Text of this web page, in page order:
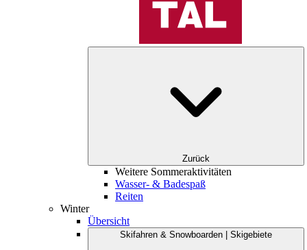
Zurück
Weitere Sommeraktivitäten
Wasser- & Badespaß
Reiten
Winter
Übersicht
Skifahren & Snowboarden | Skigebiete